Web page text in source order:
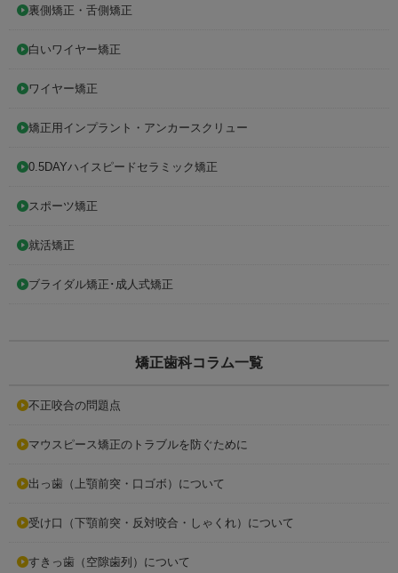
裏側矯正・舌側矯正
白いワイヤー矯正
ワイヤー矯正
矯正用インプラント・アンカースクリュー
0.5DAYハイスピードセラミック矯正
スポーツ矯正
就活矯正
ブライダル矯正･成人式矯正
矯正歯科コラム一覧
不正咬合の問題点
マウスピース矯正のトラブルを防ぐために
出っ歯（上顎前突・口ゴボ）について
受け口（下顎前突・反対咬合・しゃくれ）について
すきっ歯（空隙歯列）について